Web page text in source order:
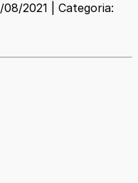
2021 | Categoria: